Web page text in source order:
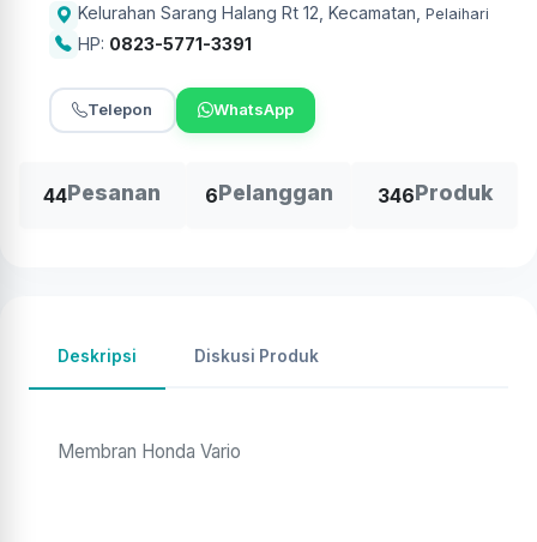
Kelurahan Sarang Halang Rt 12, Kecamatan Pelaihari
HP: 0823-5771-3391
Telepon WhatsApp
44Pesanan 6Pelanggan 346Produk
Deskripsi Diskusi Produk
Membran Honda Vario